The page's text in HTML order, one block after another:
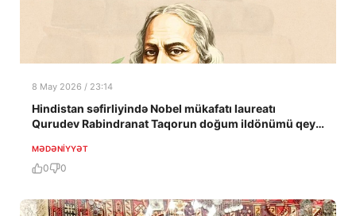
8 May 2026 / 23:14
Hindistan səfirliyində Nobel mükafatı laureatı
Qurudev Rabindranat Taqorun doğum ildönümü qeyd
MƏDƏNIYYƏT
0 0